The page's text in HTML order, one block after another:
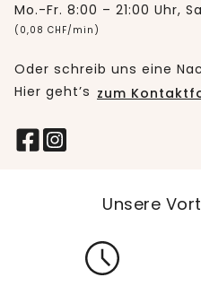
Mo.-Fr. 8:00 – 21:00 Uhr,
(0,08 CHF/min)
Oder schreib uns eine
Hier geht’s zum
Unsere